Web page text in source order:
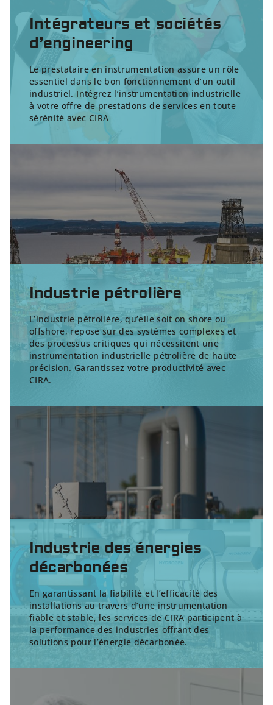
Intégrateurs et sociétés
d’engineering
Le prestataire en instrumentation assure un rôle
essentiel dans le bon fonctionnement d’un outil
industriel. Intégrez l’instrumentation industrielle
à votre offre de prestations de services en toute
sérénité avec CIRA
Industrie pétrolière
L’industrie pétrolière, qu’elle soit on shore ou
offshore, repose sur des systèmes complexes et
des processus critiques qui nécessitent une
instrumentation industrielle pétrolière de haute
précision. Garantissez votre productivité avec
CIRA.
Industrie des énergies
décarbonées
En garantissant la fiabilité et l’efficacité des
installations au travers d’une instrumentation
fiable et stable, les services de CIRA participent à
la performance des industries offrant des
solutions pour l’énergie décarbonée.